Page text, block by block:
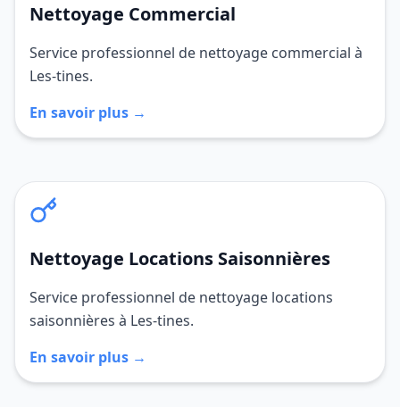
Nettoyage Commercial
Service professionnel de nettoyage commercial à
Les-tines.
En savoir plus →
Nettoyage Locations Saisonnières
Service professionnel de nettoyage locations
saisonnières à Les-tines.
En savoir plus →